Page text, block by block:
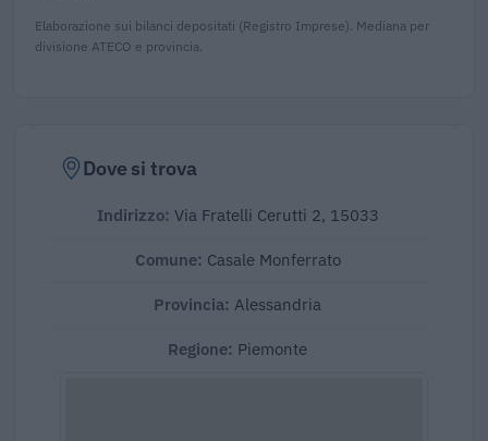
Elaborazione sui bilanci depositati (Registro Imprese). Mediana per
divisione ATECO e provincia.
Dove si trova
Indirizzo: Via Fratelli Cerutti 2, 15033
Comune: Casale Monferrato
Provincia: Alessandria
Regione: Piemonte